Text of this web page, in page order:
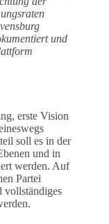
und
erste Vision
soll es in der
und in
werden. Auf
Partei
vollständiges